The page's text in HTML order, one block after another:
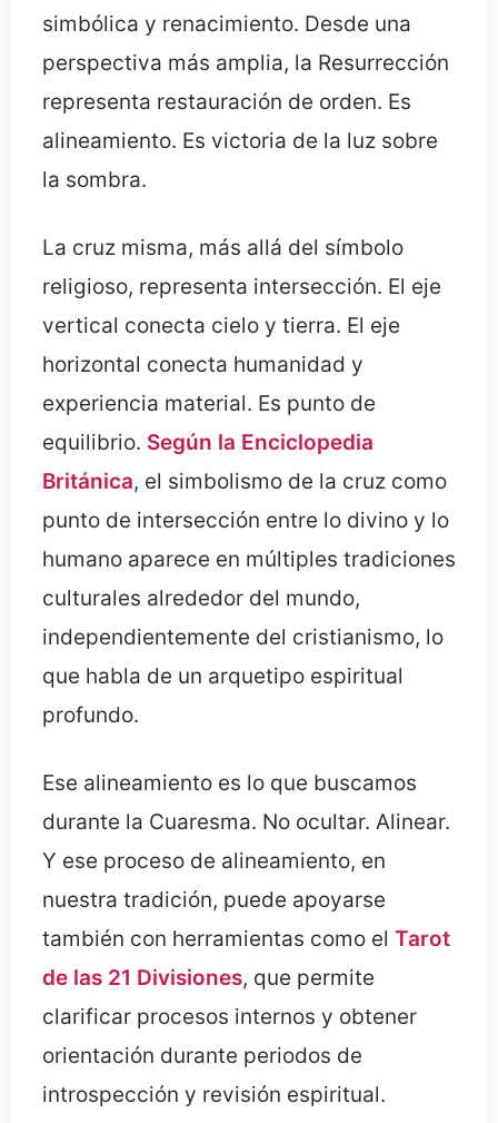
simbólica y renacimiento. Desde una
perspectiva más amplia, la Resurrección
representa restauración de orden. Es
alineamiento. Es victoria de la luz sobre
la sombra.
La cruz misma, más allá del símbolo
religioso, representa intersección. El eje
vertical conecta cielo y tierra. El eje
horizontal conecta humanidad y
experiencia material. Es punto de
equilibrio. Según la Enciclopedia
Británica, el simbolismo de la cruz como
punto de intersección entre lo divino y lo
humano aparece en múltiples tradiciones
culturales alrededor del mundo,
independientemente del cristianismo, lo
que habla de un arquetipo espiritual
profundo.
Ese alineamiento es lo que buscamos
durante la Cuaresma. No ocultar. Alinear.
Y ese proceso de alineamiento, en
nuestra tradición, puede apoyarse
también con herramientas como el Tarot
de las 21 Divisiones, que permite
clarificar procesos internos y obtener
orientación durante periodos de
introspección y revisión espiritual.